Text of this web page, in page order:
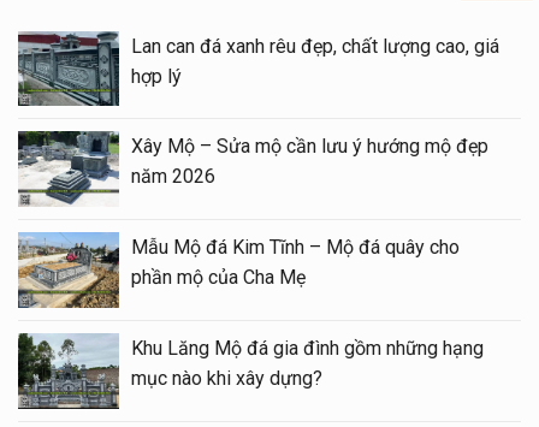
đẹp tại Ninh
bằng Mẫu
– Long đình đá
tại khu Lăng
Lan can đá xanh rêu đẹp, chất
Xây Mộ – Sửa mộ cần lưu ý
Mẫu Mộ đá Kim Tĩnh – Mộ đá
phần mộ của Cha Mẹ
Khu Lăng Mộ đá gia đình gồm
mục nào khi xây dựng?